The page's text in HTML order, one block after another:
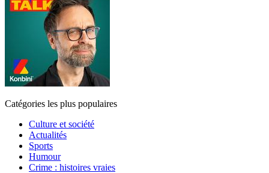
Catégories les plus populaires
Culture et société
Actualités
Sports
Humour
Crime : histoires vraies